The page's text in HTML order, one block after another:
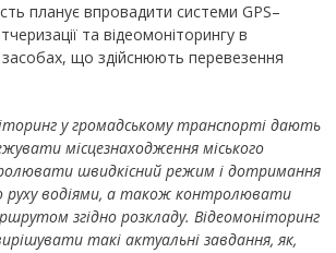
планує впровадити системи GPS–
та відеомоніторингу в
що здійснюють перевезення
у громадському транспорті дають
місцезнаходження міського
швидкісний режим і дотримання
руху водіями, а також контролювати
згідно розкладу. Відеомоніторинг
такі актуальні завдання, як,